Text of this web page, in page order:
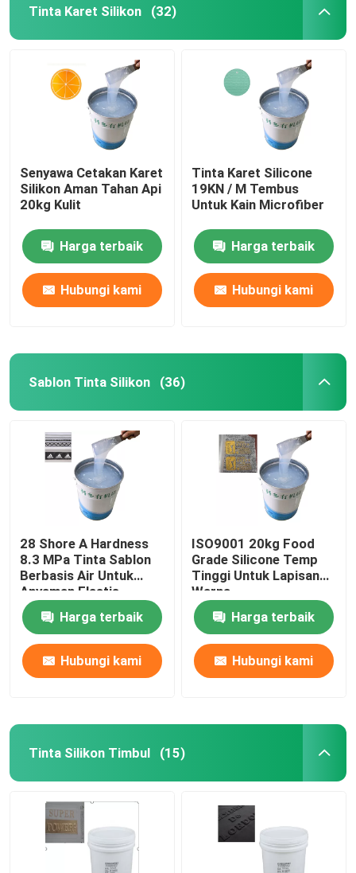
Kontrol kualitas
Hubungi kami
Permintaan Penawaran
Tinta Karet Silikon
Sablon Tinta Silikon
Kaus Kaki Silikon
Tinta Cetak Perpindahan Panas
Lapisan Berbasis Silikon
Matte Silicone
Silikon Mengkilap
Perekat Karet Silikon
Pigmen Karet Silikon
Katalis Karet Silikon
Tinta Karet Silikon (32)
Senyawa Cetakan Karet
Silikon Aman Tahan Api
20kg Kulit
Harga terbaik
Hubungi kami
Tinta Karet Silicone
19KN / M Tembus
Untuk Kain Microfiber
Harga terbaik
Hubungi kami
Sablon Tinta Silikon (36)
28 Shore A Hardness
8.3 MPa Tinta Sablon
Berbasis Air Untuk
Anyaman Elastis
Harga terbaik
Hubungi kami
ISO9001 20kg Food
Grade Silicone Temp
Tinggi Untuk Lapisan
Warna
Harga terbaik
Hubungi kami
Tinta Silikon Timbul (15)